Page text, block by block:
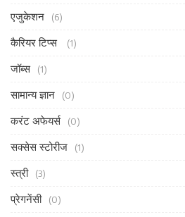
एजुकेशन (6)
कैरियर टिप्स (1)
जॉब्स (1)
सामान्य ज्ञान (0)
करंट अफेयर्स (0)
सक्सेस स्टोरीज (1)
स्त्री (3)
प्रेगनेंसी (0)